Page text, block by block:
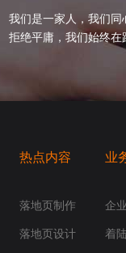
我们是一家人，我们同
拒绝平庸，我们始终在
热点内容
落地页制作
落地页设计
业
企
着